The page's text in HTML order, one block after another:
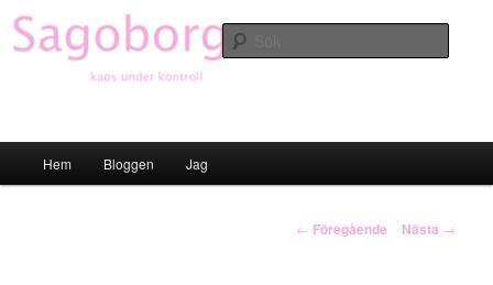
Hoppa
till
primärt
Hem Bloggen Jag
Inläggsnavigering
← Föregående Nästa →